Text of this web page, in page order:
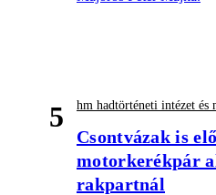
5 hm hadtörténeti intézet és
Csontvázak is
motorkerékpár
rakpartnál